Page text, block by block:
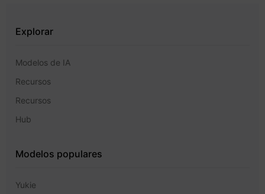
Explorar
Modelos de IA
Recursos
Recursos
Hub
Modelos populares
Yukie